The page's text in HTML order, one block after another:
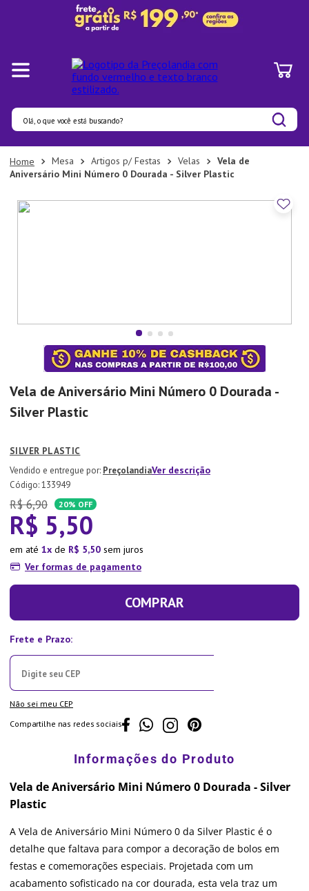
Olá, o que você está buscando?
Mesa Artigos p/ Festas Velas
Vela de
Aniversário Mini Número 0 Dourada - Silver Plastic
Vela de Aniversário Mini Número 0 Dourada -
Silver Plastic
SILVER PLASTIC
PreçolandiaVer descrição
:133949
R$ 6,90 20% OFF
R$ 5,50
em até 1 de R$ 5,50 sem juros
Ver formas de pagamento
COMPRAR
Não sei meu CEP
Compartilhe nas redes sociais
Vela de Aniversário Mini Número 0 Dourada - Silver
Plastic
A Vela de Aniversário Mini Número 0 da Silver Plastic é o
detalhe que faltava para compor a decoração de bolos em
festas e comemorações especiais. Projetada com um
acabamento sofisticado na cor dourada, esta vela traz um
Termos mais buscados
1º
Pratos
2º
Panelas
7º
Copo
Aparelho Jantar
Lixeira
10º Panela Pressão